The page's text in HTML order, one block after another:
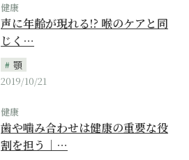
健康
声に年齢が現れる!? 喉のケアと同
じく…
顎
2019/10/21
健康
歯や噛み合わせは健康の重要な役
割を担う｜…